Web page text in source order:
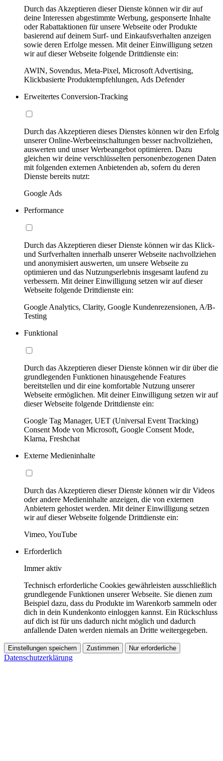
Durch das Akzeptieren dieser Dienste können wir dir auf
deine Interessen abgestimmte Werbung, gesponserte Inhalte
oder Rabattaktionen für unsere Webseite oder Produkte
basierend auf deinem Surf- und Einkaufsverhalten anzeigen
sowie deren Erfolge messen. Mit deiner Einwilligung setzen
wir auf dieser Webseite folgende Drittdienste ein:
AWIN, Sovendus, Meta-Pixel, Microsoft Advertising,
Klickbasierte Produktempfehlungen, Ads Defender
Erweitertes Conversion-Tracking
Durch das Akzeptieren dieses Dienstes können wir den Erfolg
unserer Online-Werbeeinschaltungen besser nachvollziehen,
auswerten und unser Werbeangebot optimieren. Dazu
gleichen wir deine verschlüsselten personenbezogenen Daten
mit folgenden externen Anbietenden ab, sofern du deren
Dienste bereits nutzt:
Google Ads
Performance
Durch das Akzeptieren dieser Dienste können wir das Klick-
und Surfverhalten innerhalb unserer Webseite nachvollziehen
und anonymisiert auswerten, um unsere Webseite zu
optimieren und das Nutzungserlebnis insgesamt laufend zu
verbessern. Mit deiner Einwilligung setzen wir auf dieser
Webseite folgende Drittdienste ein:
Google Analytics, Clarity, Google Kundenrezensionen, A/B-
Testing
Funktional
Durch das Akzeptieren dieser Dienste können wir dir über die
grundlegenden Funktionen hinausgehende Features
bereitstellen und dir eine komfortable Nutzung unserer
Webseite ermöglichen. Mit deiner Einwilligung setzen wir auf
dieser Webseite folgende Drittdienste ein:
Google Tag Manager, UET (Universal Event Tracking)
Consent Mode von Microsoft, Google Consent Mode,
Klarna, Freshchat
Externe Medieninhalte
Durch das Akzeptieren dieser Dienste können wir dir Videos
oder andere Medieninhalte anzeigen, die von externen
Anbietern gehostet werden. Mit deiner Einwilligung setzen
wir auf dieser Webseite folgende Drittdienste ein:
Vimeo, YouTube
Erforderlich
Immer aktiv
Technisch erforderliche Cookies gewährleisten ausschließlich
grundlegende Funktionen unserer Webseite. Sie dienen zum
Beispiel dazu, dass du Produkte im Warenkorb sammeln oder
dich in dein Kundenkonto einloggen kannst. Ein Rückschluss
auf dich ist für uns dadurch nicht möglich und dadurch
anfallende Daten werden niemals an Dritte weitergegeben.
Einstellungen speichern Zustimmen Nur erforderliche
Datenschutzerklärung